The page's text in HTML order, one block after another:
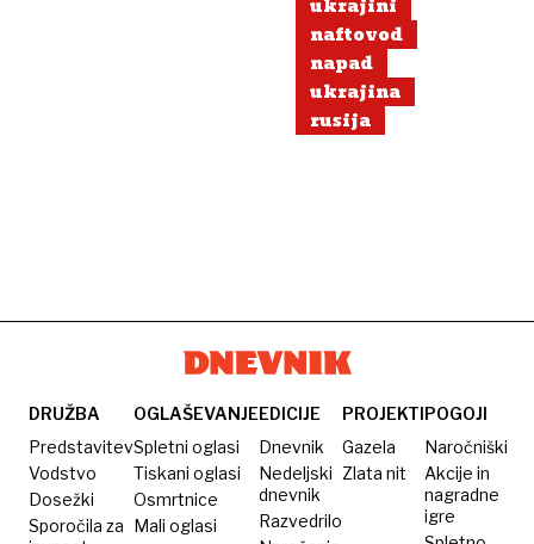
ukrajini
naftovod
napad
ukrajina
rusija
DRUŽBA
Predstavitev
Vodstvo
Dosežki
Sporočila za
OGLAŠEVANJE
Spletni oglasi
Tiskani oglasi
Osmrtnice
Mali oglasi
EDICIJE
Dnevnik
Nedeljski
dnevnik
Razvedrilo
PROJEKTI
Gazela
Zlata nit
POGOJI
Naročniški
Akcije in
nagradne
igre